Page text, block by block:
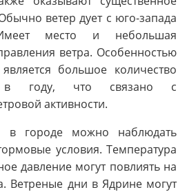
ветер дует с юго-запада
место и небольшая
ветра. Особенностью
большое количество
в году, что связано с
активности.
в городе можно наблюдать
условия. Температура
давление могут повлиять на
Ветреные дни в Ядрине могут